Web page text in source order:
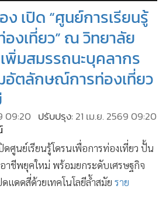
ง เปิด “ศูนย์การเรียนรู้
องเที่ยว” ณ วิทยาลัย
พิ่มสมรรถนะบุคลากร
อัตลักษณ์การท่องเที่ยว
09:20 ปรับปรุง: 21 เม.ย. 2569 09:20
ดศูนย์เรียนรู้โดรนเพื่อการท่องเที่ยว ปั้น
าชีพยุคใหม่ พร้อมยกระดับเศรษฐกิจ
แดดสี่ด้วยเทคโนโลยีล้ำสมัย ราย